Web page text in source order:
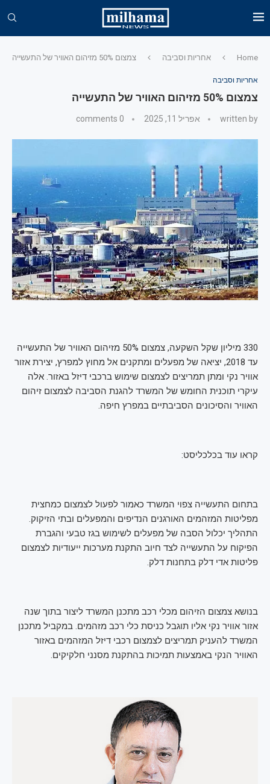
Home אחריות וסביבה צמצום 50% מזיהום האוויר של התעשייה
אחריות וסביבה
צמצום 50% מזיהום האוויר של התעשייה
written by אפריל 11, 2025 0 comments
330 מיליון שקל השקעה, צמצום 50% מזיהום האוויר של התעשייה
עד 2018, יציאה של מפעלים ומתקנים אל מחוץ למפרץ, יצירת אזור
אוויר נקי ומתן תמריצים לצמצום שימוש ברכבי דיזל באזור. אלה
עיקרי תוכנית החומש של המשרד להגנת הסביבה לצמצום זיהום
האוויר והסיכונים הסביבתיים במפרץ חיפה.
קראו עוד בכלכליסט:
בתחום התעשייה צפוי המשרד כאמור לפעול לצמצום כמחצית
מפליטות המזהמים האורגנים הנדיפים והמפעלים ובתי הזיקוק.
התהליך יכלול הסבה של מפעלים לשימוש בגז טבעי והגברת
הפיקוח על התעשייה לצד חיוב התקנת מערכות ייעודיות לצמצום
פליטות אדי דלק בתחנות דלק.
בנושא צמצום הזיהום מכלי רכב מתכנן המשרד ליצור בתוך שנה
אזור אוויר נקי אליו תוגבל כניסת כלי רכב מזהמים. במקביל מתכנן
המשרד להעניק תמריצים לצמצום רכבי דיזל המזהמים באזור
האוויר הנקי באמצעות תמיכות בהתקנת מסנני חלקיקים.